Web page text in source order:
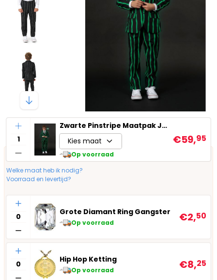
Aantal
Zwarte Pinstripe Maatpak Jongen Glow In The Dark
Kies maat
Op voorraad
€59,95
Welke maat heb ik nodig?
Voorraad en levertijd?
Aantal
Grote Diamant Ring Gangster
Op voorraad €2,50
Aantal
Hip Hop Ketting
Op voorraad €8,25